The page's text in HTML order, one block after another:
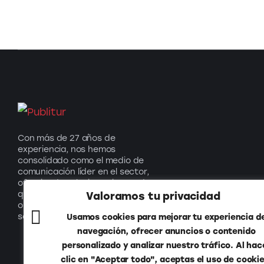
Valoramos tu privacidad
Usamos cookies para mejorar tu experiencia
navegación, ofrecer anuncios o contenido
personalizado y analizar nuestro tráfico. Al
clic en "Aceptar todo", aceptas el uso de
Con más de 27 años de
experiencia, nos hemos
consolidado como el medio de
comunicación líder en el sector,
ofreciendo soluciones innovadoras
que impulsan el turismo y generan
oportunidades para nuestros
socios.